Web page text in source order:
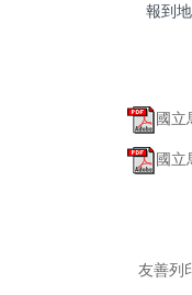
報到
國立
國立
友善列